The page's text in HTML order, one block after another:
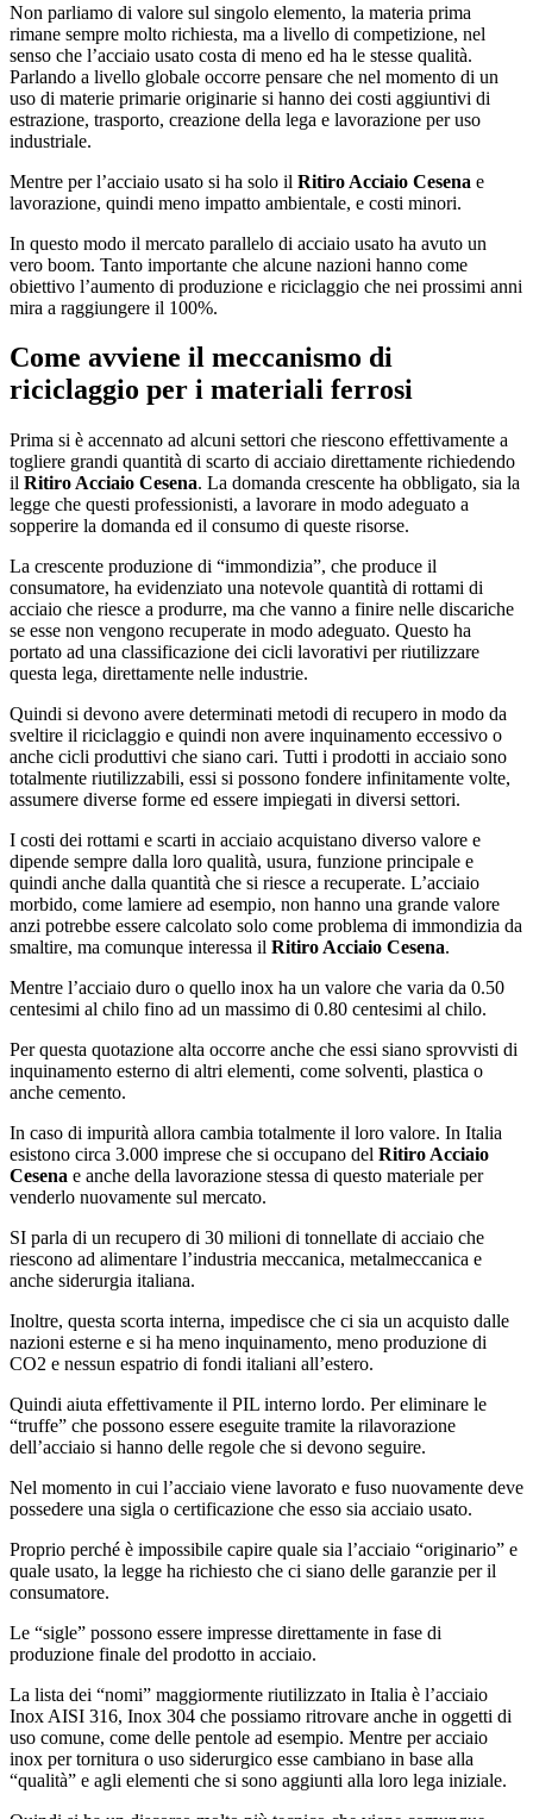
Non parliamo di valore sul singolo elemento, la materia prima
rimane sempre molto richiesta, ma a livello di competizione, nel
senso che l’acciaio usato costa di meno ed ha le stesse qualità.
Parlando a livello globale occorre pensare che nel momento di un
uso di materie primarie originarie si hanno dei costi aggiuntivi di
estrazione, trasporto, creazione della lega e lavorazione per uso
industriale.
Mentre per l’acciaio usato si ha solo il Ritiro Acciaio Cesena e
lavorazione, quindi meno impatto ambientale, e costi minori.
In questo modo il mercato parallelo di acciaio usato ha avuto un
vero boom. Tanto importante che alcune nazioni hanno come
obiettivo l’aumento di produzione e riciclaggio che nei prossimi anni
mira a raggiungere il 100%.
Come avviene il meccanismo di
riciclaggio per i materiali ferrosi
Prima si è accennato ad alcuni settori che riescono effettivamente a
togliere grandi quantità di scarto di acciaio direttamente richiedendo
il Ritiro Acciaio Cesena. La domanda crescente ha obbligato, sia la
legge che questi professionisti, a lavorare in modo adeguato a
sopperire la domanda ed il consumo di queste risorse.
La crescente produzione di “immondizia”, che produce il
consumatore, ha evidenziato una notevole quantità di rottami di
acciaio che riesce a produrre, ma che vanno a finire nelle discariche
se esse non vengono recuperate in modo adeguato. Questo ha
portato ad una classificazione dei cicli lavorativi per riutilizzare
questa lega, direttamente nelle industrie.
Quindi si devono avere determinati metodi di recupero in modo da
sveltire il riciclaggio e quindi non avere inquinamento eccessivo o
anche cicli produttivi che siano cari. Tutti i prodotti in acciaio sono
totalmente riutilizzabili, essi si possono fondere infinitamente volte,
assumere diverse forme ed essere impiegati in diversi settori.
I costi dei rottami e scarti in acciaio acquistano diverso valore e
dipende sempre dalla loro qualità, usura, funzione principale e
quindi anche dalla quantità che si riesce a recuperate. L’acciaio
morbido, come lamiere ad esempio, non hanno una grande valore
anzi potrebbe essere calcolato solo come problema di immondizia da
smaltire, ma comunque interessa il Ritiro Acciaio Cesena.
Mentre l’acciaio duro o quello inox ha un valore che varia da 0.50
centesimi al chilo fino ad un massimo di 0.80 centesimi al chilo.
Per questa quotazione alta occorre anche che essi siano sprovvisti di
inquinamento esterno di altri elementi, come solventi, plastica o
anche cemento.
In caso di impurità allora cambia totalmente il loro valore. In Italia
esistono circa 3.000 imprese che si occupano del Ritiro Acciaio
Cesena e anche della lavorazione stessa di questo materiale per
venderlo nuovamente sul mercato.
SI parla di un recupero di 30 milioni di tonnellate di acciaio che
riescono ad alimentare l’industria meccanica, metalmeccanica e
anche siderurgia italiana.
Inoltre, questa scorta interna, impedisce che ci sia un acquisto dalle
nazioni esterne e si ha meno inquinamento, meno produzione di
CO2 e nessun espatrio di fondi italiani all’estero.
Quindi aiuta effettivamente il PIL interno lordo. Per eliminare le
“truffe” che possono essere eseguite tramite la rilavorazione
dell’acciaio si hanno delle regole che si devono seguire.
Nel momento in cui l’acciaio viene lavorato e fuso nuovamente deve
possedere una sigla o certificazione che esso sia acciaio usato.
Proprio perché è impossibile capire quale sia l’acciaio “originario” e
quale usato, la legge ha richiesto che ci siano delle garanzie per il
consumatore.
Le “sigle” possono essere impresse direttamente in fase di
produzione finale del prodotto in acciaio.
La lista dei “nomi” maggiormente riutilizzato in Italia è l’acciaio
Inox AISI 316, Inox 304 che possiamo ritrovare anche in oggetti di
uso comune, come delle pentole ad esempio. Mentre per acciaio
inox per tornitura o uso siderurgico esse cambiano in base alla
“qualità” e agli elementi che si sono aggiunti alla loro lega iniziale.